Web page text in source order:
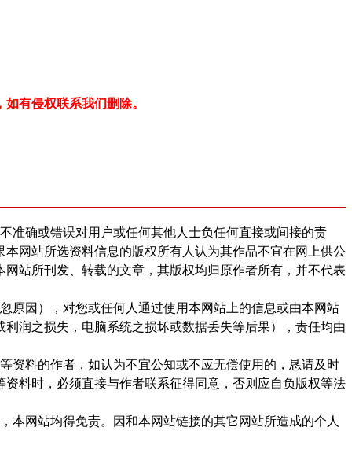
有侵权联系我们删除。
确或错误对用户或任何其他人士负任何直接或间接的责
网站所选资料信息的版权所有人认为其作品不宜在网上供公
站所刊发、转载的文章，其版权均归原作者所有，并不代表
因），对您或任何人通过使用本网站上的信息或由本网站
润之损失，电脑系统之损坏或数据丢失等后果），责任均由
料的作者，如认为不宜公知或不应无偿使用的，恳请及时
料时，必须直接与作者联系征得同意，否则应自负版权等法
网站均得免责。因和本网站链接的其它网站所造成的个人